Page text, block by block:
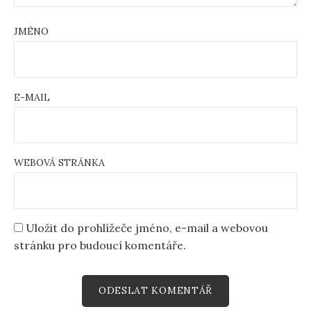
JMÉNO
E-MAIL
WEBOVÁ STRÁNKA
Uložit do prohlížeče jméno, e-mail a webovou
stránku pro budoucí komentáře.